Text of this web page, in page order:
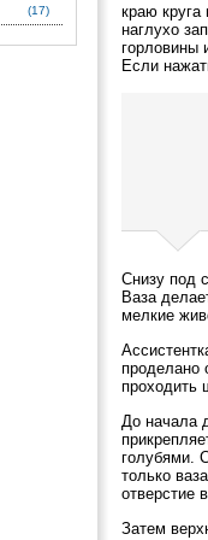
(17)
краю круга
наглухо
горловины
Если
Снизу под
Ваза
мелкие
проделано
проходить
До начала
голубями.
только
отверстие
Затем